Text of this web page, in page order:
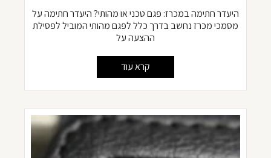
היעדר חתימה במכרז: פגם טכני או מהותי? היעדר חתימה על
מסמכי מכרז נחשב בדרך כלל לפגם מהותי המוביל לפסילת
ההצעה על
קרא עוד